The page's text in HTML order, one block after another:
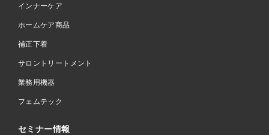
インナーケア
ホームケア商品
補正下着
サロントリートメント
業務用機器
フェムテック
セミナー情報